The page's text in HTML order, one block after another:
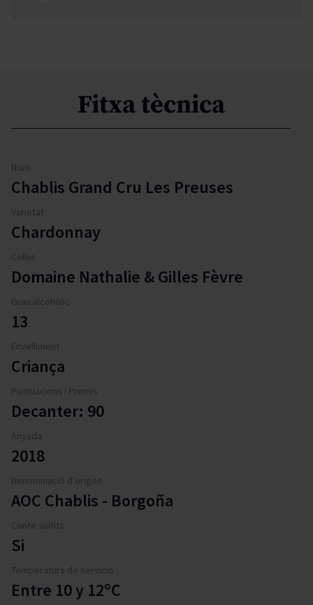
Fitxa tècnica
Nom
Chablis Grand Cru Les Preuses
Varietat
Chardonnay
Celler
Domaine Nathalie & Gilles Fèvre
Grau alcohòlic
13
Envelliment
Criança
Puntuacions i Premis
Decanter: 90
Anyada
2018
Denominació d'origen
AOC Chablis - Borgoña
Conté sulfits
Si
Temperatura de servicio
Entre 10 y 12ºC